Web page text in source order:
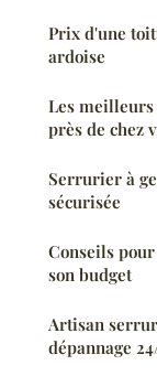
Prix d'une
ardoise
Les
près de chez
Serrurier à
sécurisée
Conseils
son budget
Artisan
dépannage